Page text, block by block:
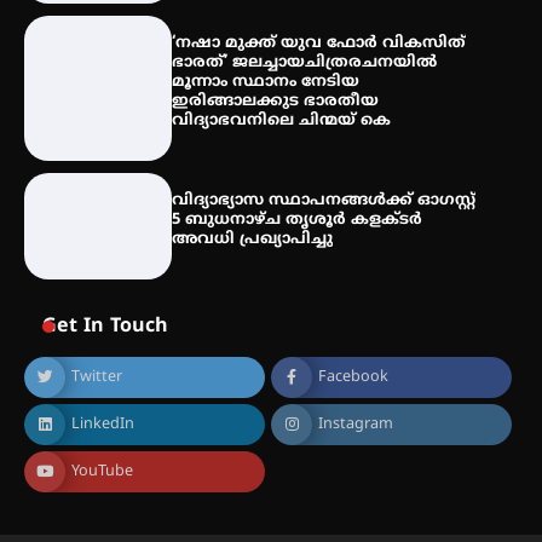
‘നഷാ മുക്ത് യുവ ഫോർ വികസിത്
ഭാരത്’ ജലച്ചായചിത്രരചനയിൽ
മൂന്നാം സ്ഥാനം നേടിയ
ഇരിങ്ങാലക്കുട ഭാരതീയ
വിദ്യാഭവനിലെ ചിന്മയ് കെ
വിദ്യാഭ്യാസ സ്ഥാപനങ്ങള്‍ക്ക് ഓഗസ്റ്റ്
5 ബുധനാഴ്ച തൃശൂർ കളക്ടർ
അവധി പ്രഖ്യാപിച്ചു
Get In Touch
Twitter Facebook
LinkedIn Instagram
YouTube